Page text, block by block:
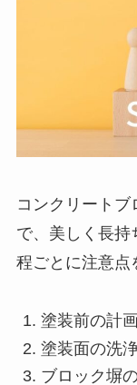
コンクリート
で、美しく長持
程ごとに注意点
塗装前の計
塗装面の洗
ブロック塀